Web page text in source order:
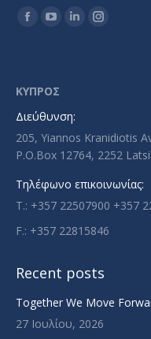
Find us on:
Facebook
in
new
YouTube
in
window
LinkedinInstagram
ΚΥΠΡΟΣ
Διεύθυνση:
205, Yiannos Kranidiotis
P.O.Box 12764, 2252
Τηλέφωνο επικοινωνίας:
T.: +357 22507900 +357
F.: +357 22815846
Recent posts
Together We Move
27 Ιουλίου, 2026